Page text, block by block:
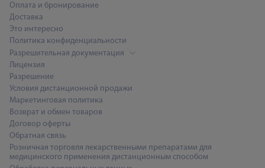
Оплата и бронирование
Доставка
Это интересно
Политика конфиденциальности
Разрешительная документация
Лицензия
Разрешение
Условия дистанционной продажи
Маркетинговая политика
Возврат и обмен товаров
Договор оферты
Обратная связь
Розничная торговля лекарственными препаратами для
медицинского применения дистанционным способом